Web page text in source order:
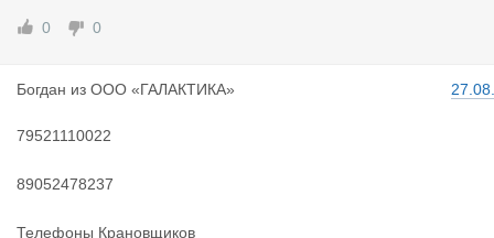
0 0
Богдан из ООО «ГАЛАКТИКА»
79521110022
89052478237
Телефоны Крановщиков